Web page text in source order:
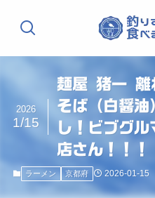
麺屋 猪一 離
そば（白醤
し！ビブグ
店さん！！！
2026
1/15
ラーメン 京都府 2026-01-15